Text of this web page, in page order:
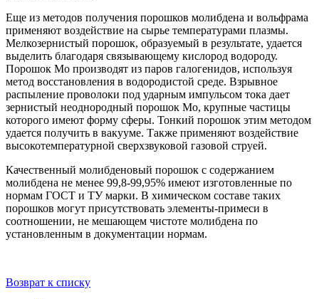
Еще из методов получения порошков молибдена и вольфрама
применяют воздействие на сырье температурами плазмы.
Мелкозернистый порошок, образуемый в результате, удается
выделить благодаря связывающему кислород водороду.
Порошок Mo производят из паров галогенидов, используя
метод восстановления в водородистой среде. Взрывное
распыление проволоки под ударным импульсом тока дает
зернистый неоднородный порошок Mo, крупные частицы
которого имеют форму сферы. Тонкий порошок этим методом
удается получить в вакууме. Также применяют воздействие
высокотемпературной сверхзвуковой газовой струей.
Качественный молибденовый порошок с содержанием
молибдена не менее 99,8-99,95% имеют изготовленные по
нормам ГОСТ и ТУ марки. В химическом составе таких
порошков могут присутствовать элементы-примеси в
соотношении, не мешающем чистоте молибдена по
установленным в документации нормам.
Возврат к списку